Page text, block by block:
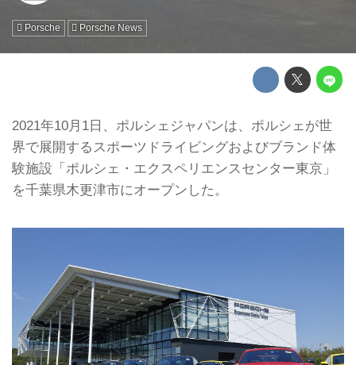
Porsche Porsche News
2021年10月1日、ポルシェジャパンは、ポルシェが世
界で展開するスポーツドライビングおよびブランド体
験施設「ポルシェ・エクスペリエンスセンター東京」
を千葉県木更津市にオープンした。